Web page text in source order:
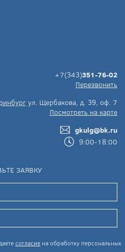
+7(343)351-76-02
Перезвонить
ул. Щербакова, д. 39, оф. 7
Посмотреть на карте
gkulg@bk.ru
9:00-18:00
ЗАЯВКУ
согласие на обработку персональных